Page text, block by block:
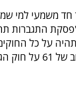
משמעי למי
התגברות
תהיה על כל
פסקת התגברות